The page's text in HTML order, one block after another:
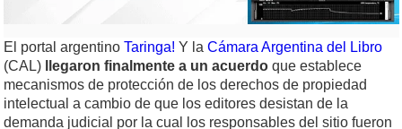
El portal argentino Taringa! Y la Cámara Argentina del Libro
(CAL)
llegaron finalmente a un acuerdo que establece
mecanismos de protección de los derechos de propiedad
intelectual a cambio de que los editores desistan de la
demanda judicial por la cual los responsables del sitio fueron